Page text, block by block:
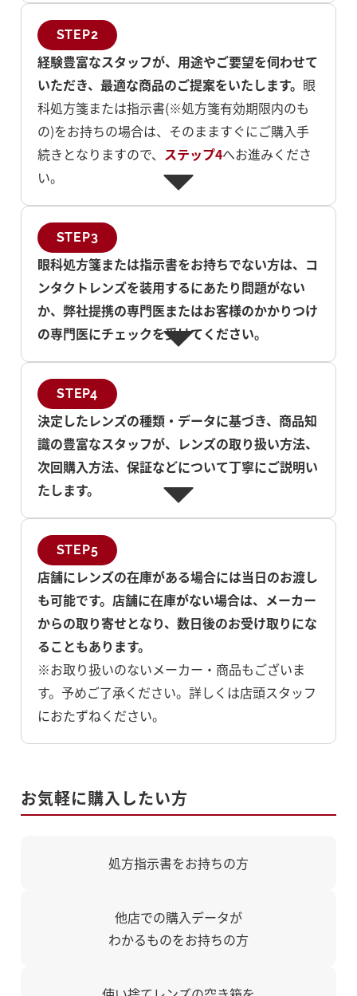
STEP2
経験豊富なスタッフが、用途やご要望を伺わせて
いただき、最適な商品のご提案をいたします。 眼
科処方箋または指示書(※処方箋有効期限内のも
の)をお持ちの場合は、そのまますぐにご購入手
続きとなりますので、 ステップ4へお進みくださ
い。
STEP3
眼科処方箋または指示書をお持ちでない方は、コ
ンタクトレンズを装用するにあたり問題がない
か、弊社提携の専門医またはお客様のかかりつけ
の専門医にチェックを受けてください。
STEP4
決定したレンズの種類・データに基づき、商品知
識の豊富なスタッフが、レンズの取り扱い方法、
次回購入方法、保証などについて丁寧にご説明い
たします。
STEP5
店舗にレンズの在庫がある場合には当日のお渡し
も可能です。店舗に在庫がない場合は、メーカー
からの取り寄せとなり、数日後のお受け取りにな
ることもあります。
※お取り扱いのないメーカー・商品もございま
す。予めご了承ください。詳しくは店頭スタッフ
におたずねください。
お気軽に購入したい方
処方指示書をお持ちの方
他店での購入データが
わかるものをお持ちの方